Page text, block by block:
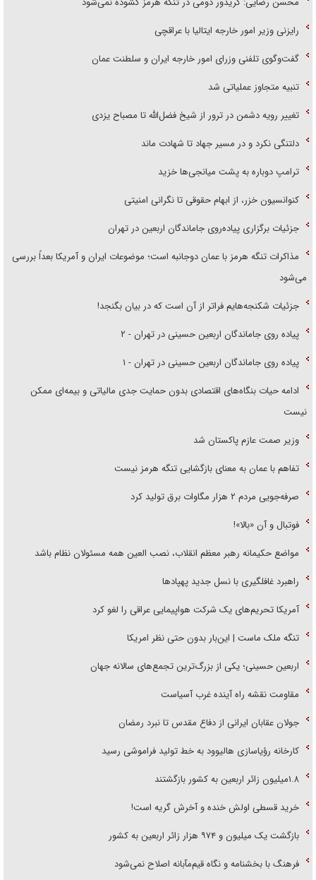
رایزنی وزیر امور خارجه ایتالیا با عراقچی
گفت‌وگوی تلفنی وزرای امور خارجه ایران و سلطنت عمان
تنبیه متجاوز عملیاتی شد
تغییر رویه دشمن در ترور از شیخ فضل‌الله تا مصباح یزدی
دلتنگی نکرد و در مسیر جهاد تا شهادت ماند
ترامپ دوباره به پشت میانجی‌ها خزید
کنوانسیون خزر، از ابهام حقوقی تا نگرانی امنیتی
جزئیات برگزاری پیاده‌روی جاماندگان اربعین در تهران
مذاکرات تنگه هرمز با عمان دوجانبه است؛ موضوعات ایران و آمریکا بعداً بررسی
می‌شود
جزئیات شکنجه‌هایم فراتر از آن است که در بیان بگنجد!
پیاده روی جاماندگان اربعین حسینی در تهران - ۲
پیاده روی جاماندگان اربعین حسینی در تهران - ۱
ادامه حیات بنگاه‌های اقتصادی بدون حمایت جدی مالیاتی و بیمه‌ای ممکن
نیست
وزیر صمت عازم پاکستان شد
تفاهم با عمان به معنای بازگشایی تنگه هرمز نیست
صرفه‌جویی مردم ۲ هزار مگاوات برق تولید کرد
فوتبال و آن «بالا»!
مواضع حکیمانه رهبر معظم انقلاب، نصب العین همه مسئولان نظام باشد
راهبرد غافلگیری با نسل جدید پهپاد‌ها
آمریکا تحریم‌های یک شرکت هواپیمایی عراقی را لغو کرد
تنگه ملک ماست | این‌بار بدون حتی نظر امریکا
اربعین حسینی؛ یکی از بزرگ‌ترین تجمع‌های سالانه جهان
مقاومت نقشه راه آینده غرب آسیاست
جولان عقابان ایرانی از دفاع مقدس تا نبرد رمضان
کارخانه رؤیاسازی هالیوود به خط تولید فراموشی رسید
۱.۸میلیون زائر اربعین به کشور بازگشتند
خرید قسطی اولش خنده و آخرش گریه است!
بازگشت یک میلیون و ۹۷۴ هزار زائر اربعین به کشور
فرهنگ با بخشنامه و نگاه قیم‌مآبانه اصلاح نمی‌شود